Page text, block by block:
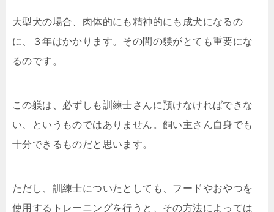
大型犬の場合、肉体的にも精神的にも成犬になるの
に、３年はかかります。その間の躾がとても重要にな
るのです。
この躾は、必ずしも訓練士さんに預けなければできな
い、というものではありません。飼い主さん自身でも
十分できるものだと思います。
ただし、訓練士についたとしても、フードやおやつを
使用するトレーニングを行うと、その方法によっては